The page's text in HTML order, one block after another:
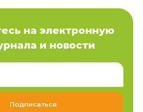
на электронную
и новости